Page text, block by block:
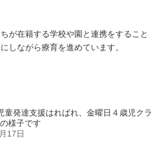
が在籍する学校や園と連携をすること
しながら療育を進めています。
童発達支援はればれ、金曜日４歳児クラ
様子です
17日